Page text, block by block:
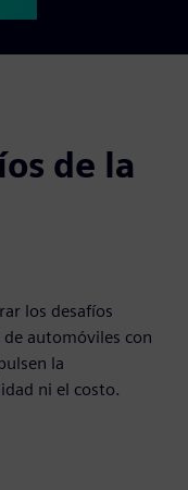
de la
los desafíos
automóviles con
la
ni el costo.